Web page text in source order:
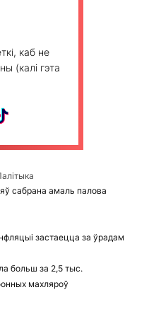
каб не
(калі гэта
сабрана амаль палова
застаецца за ўрадам
больш за 2,5 тыс.
махляроў